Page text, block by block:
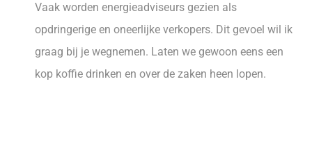
Vaak worden energieadviseurs gezien als
opdringerige en oneerlijke verkopers. Dit gevoel wil ik
graag bij je wegnemen. Laten we gewoon eens een
kop koffie drinken en over de zaken heen lopen.